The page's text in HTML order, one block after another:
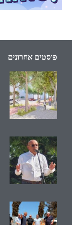
פוסטים אחרונים